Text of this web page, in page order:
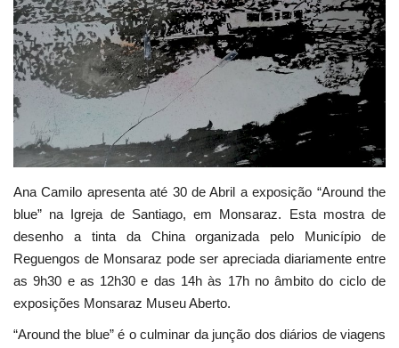
Estatuto Editorial
Saúde
Ficha técnica
Cultura
Lazer
Ambiente
Ana Camilo apresenta até 30 de Abril a exposição “Around the
blue” na Igreja de Santiago, em Monsaraz. Esta mostra de
desenho a tinta da China organizada pelo Município de
Reguengos de Monsaraz pode ser apreciada diariamente entre
as 9h30 e as 12h30 e das 14h às 17h no âmbito do ciclo de
exposições Monsaraz Museu Aberto.
“Around the blue” é o culminar da junção dos diários de viagens